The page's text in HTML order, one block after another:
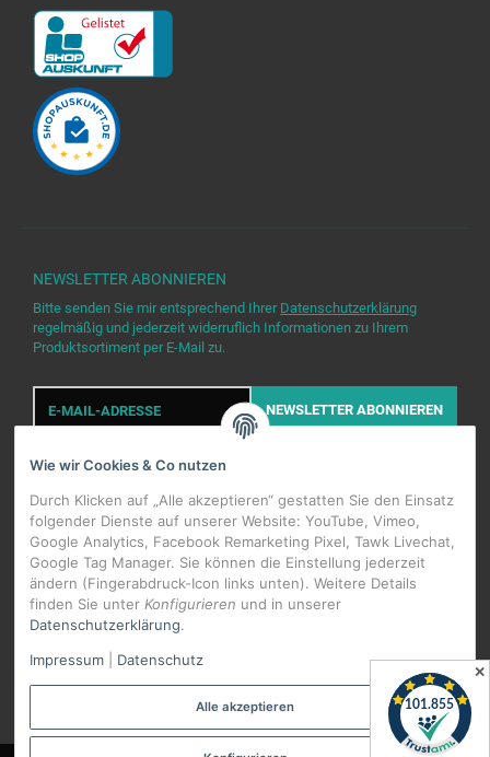
NEWSLETTER ABONNIEREN
Bitte senden Sie mir entsprechend Ihrer Datenschutzerklärung
regelmäßig und jederzeit widerruflich Informationen zu Ihrem
Produktsortiment per E-Mail zu.
E-
Mail-
Adresse
NEWSLETTER ABONNIEREN
WIDERRUFSBUTTON
Alle Preise inkl. gesetzlicher USt., zzgl.
Datenschutz-Einstellungen
Wie wir Cookies & Co nutzen
Durch Klicken auf „Alle akzeptieren“ gestatten Sie den Einsatz
folgender Dienste auf unserer Website: YouTube, Vimeo,
Google Analytics, Facebook Remarketing Pixel, Tawk Livechat,
Google Tag Manager. Sie können die Einstellung jederzeit
ändern (Fingerabdruck-Icon links unten). Weitere Details
finden Sie unter Konfigurieren und in unserer
Datenschutzerklärung.
Impressum
Datenschutz
Alle akzeptieren
✕